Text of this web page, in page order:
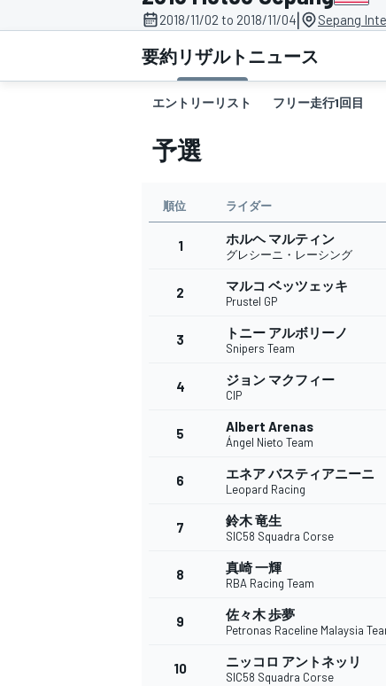
スーパーフォーミュラ
スーパーGT
2018/11/02 to 2018/11/04| Sepang
要約リザルト ニュース
エントリーリスト フリー走行1回目
予選
順位 ライダー
1 ホルヘ マルティン
グレシーニ・レーシング
2 マルコ ベッツェッキ
Prustel GP
3 トニー アルボリーノ
Snipers Team
4 ジョン マクフィー
CIP
5 Albert Arenas
Ángel Nieto Team
6 エネア バスティアニーニ
Leopard Racing
7 鈴木 竜生
SIC58 Squadra Corse
8 真崎 一輝
RBA Racing Team
9 佐々木 歩夢
Petronas Raceline Malaysia
10 ニッコロ アントネッリ
SIC58 Squadra Corse